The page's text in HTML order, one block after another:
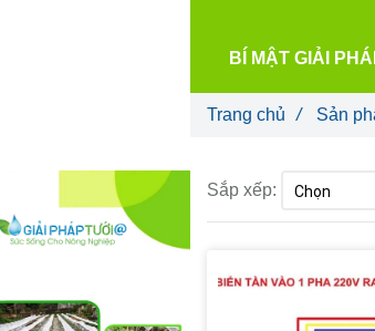
Sắp xếp:
Trang chủ / Sản
BÍ MẬT GIẢI